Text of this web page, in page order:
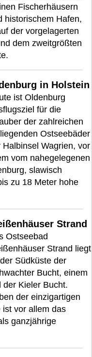
Fischerhäusern
historischem Hafen,
der vorgelagerten
dem zweitgrößten
in Holstein
ist Oldenburg
für die
der zahlreichen
Ostseebäder
Halbinsel Wagrien, vor
vom nahegelegenen
slawisch
zu 18 Meter hohe
Strand
Ostseebad
Strand liegt
Südküste der
Bucht, einem
der Kieler Bucht.
der einzigartigen
ist vor allem das
ganzjährige